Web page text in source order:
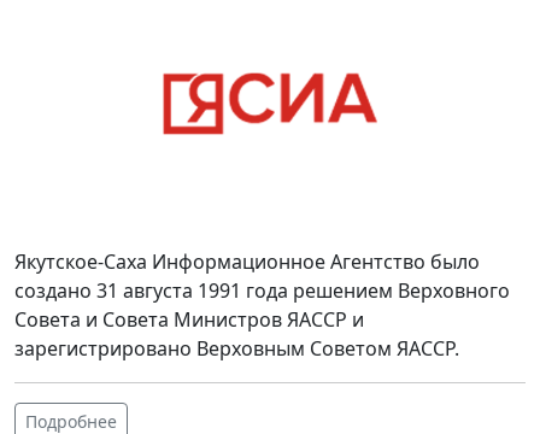
Якутское-Саха Информационное Агентство было
создано 31 августа 1991 года решением Верховного
Совета и Совета Министров ЯАССР и
зарегистрировано Верховным Советом ЯАССР.
Подробнее